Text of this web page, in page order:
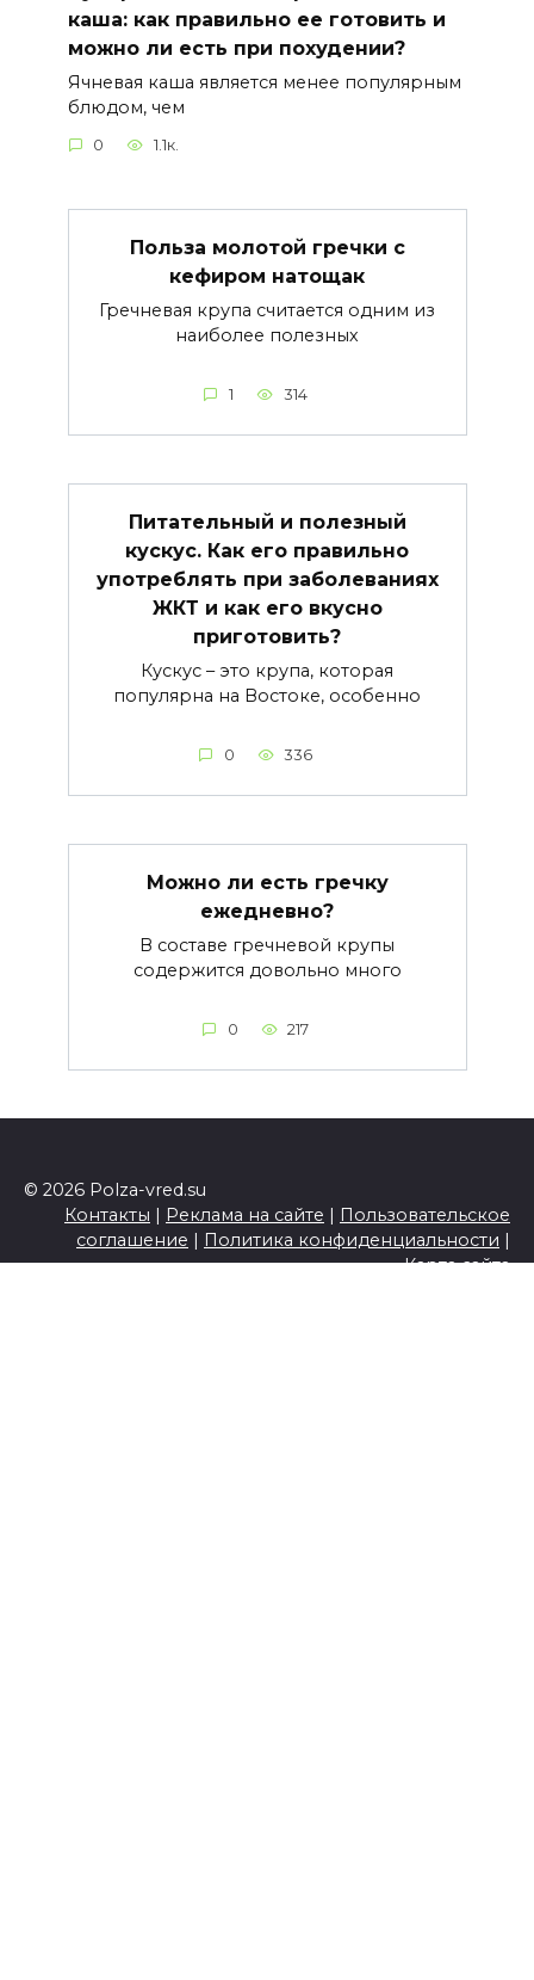
каша: как правильно ее готовить и
можно ли есть при похудении?
Ячневая каша является менее популярным
блюдом, чем
0 1.1к.
Польза молотой гречки с
кефиром натощак
Гречневая крупа считается одним из
наиболее полезных
1 314
Питательный и полезный
кускус. Как его правильно
употреблять при заболеваниях
ЖКТ и как его вкусно
приготовить?
Кускус – это крупа, которая
популярна на Востоке, особенно
0 336
Можно ли есть гречку
ежедневно?
В составе гречневой крупы
содержится довольно много
0 217
© 2026 Polza-vred.su
Контакты | Реклама на сайте | Пользовательское
соглашение | Политика конфиденциальности |
Карта сайта